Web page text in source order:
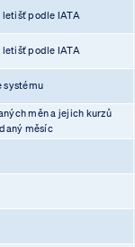
podle IATA
podle IATA
systému
měn a jejich kurzů
měsíc